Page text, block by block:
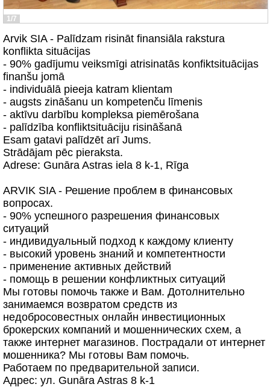
1/7
Arvik SIA - Palīdzam risināt finansiāla rakstura
konflikta situācijas
- 90% gadījumu veiksmīgi atrisinatās konfiktsituācijas
finanšu jomā
- individuālā pieeja katram klientam
- augsts zināšanu un kompetenču līmenis
- aktīvu darbību kompleksa piemērošana
- palīdzība konfliktsituāciju risināšanā
Esam gatavi palīdzēt arī Jums.
Strādājam pēc pieraksta.
Adrese: Gunāra Astras iela 8 k-1, Rīga
ARVIK SIA - Решение проблем в финансовых
вопросах.
- 90% успешного разрешения финансовых
ситуаций
- индивидуальный подход к каждому клиенту
- высокий уровень знаний и компетентности
- применение активных действий
- помощь в решении конфликтных ситуаций
Мы готовы помочь также и Вам. Дотолнительно
занимаемся возвратом средств из
недобросовестных онлайн инвестиционных
брокерских компаний и мошеннических схем, а
также интернет магазинов. Пострадали от интернет
мошенника? Мы готовы Вам помочь.
Работаем по предварительной записи.
Адрес: ул. Gunāra Astras 8 k-1